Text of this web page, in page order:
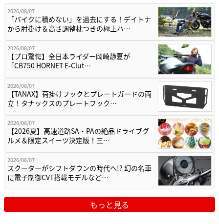
2026/08/07
「バイクに積めない」を過去にする！デイトナ
から肘掛け＆高さ調整枕つきの極上ハ…
2026/08/07
【プロ驚愕】全日本ライダー岡崎静夏が
「CB750 HORNET E-Clut…
2026/08/07
【TANAX】荷掛けフックとプレートガードの両
立！タナックスのプレートフック…
2026/08/07
【2026夏】高速道路SA・PAの絶品ドライブグ
ルメ＆限定スイーツ決定版！三…
2026/08/07
スクーターがシフトダウンの時代へ!? 幻の名車
に電子制御CVT搭載モデルなど…
もっと見る